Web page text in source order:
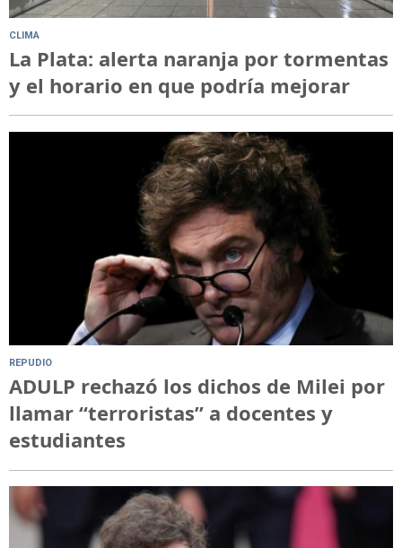
CLIMA
La Plata: alerta naranja por tormentas
y el horario en que podría mejorar
REPUDIO
ADULP rechazó los dichos de Milei por
llamar “terroristas” a docentes y
estudiantes